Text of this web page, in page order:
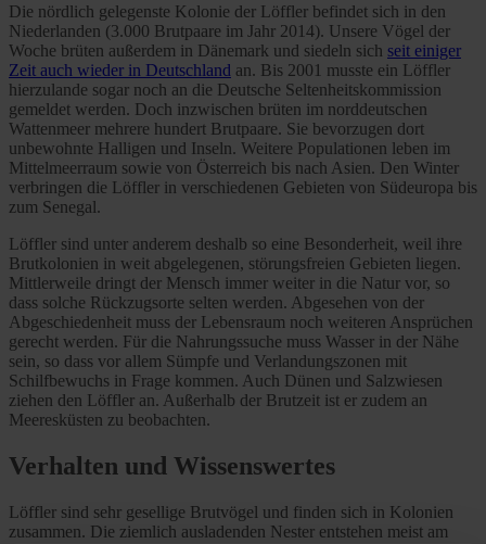
Die nördlich gelegenste Kolonie der Löffler befindet sich in den
Niederlanden (3.000 Brutpaare im Jahr 2014). Unsere Vögel der
Woche brüten außerdem in Dänemark und siedeln sich seit einiger
Zeit auch wieder in Deutschland an. Bis 2001 musste ein Löffler
hierzulande sogar noch an die Deutsche Seltenheitskommission
gemeldet werden. Doch inzwischen brüten im norddeutschen
Wattenmeer mehrere hundert Brutpaare. Sie bevorzugen dort
unbewohnte Halligen und Inseln. Weitere Populationen leben im
Mittelmeerraum sowie von Österreich bis nach Asien. Den Winter
verbringen die Löffler in verschiedenen Gebieten von Südeuropa bis
zum Senegal.
Löffler sind unter anderem deshalb so eine Besonderheit, weil ihre
Brutkolonien in weit abgelegenen, störungsfreien Gebieten liegen.
Mittlerweile dringt der Mensch immer weiter in die Natur vor, so
dass solche Rückzugsorte selten werden. Abgesehen von der
Abgeschiedenheit muss der Lebensraum noch weiteren Ansprüchen
gerecht werden. Für die Nahrungssuche muss Wasser in der Nähe
sein, so dass vor allem Sümpfe und Verlandungszonen mit
Schilfbewuchs in Frage kommen. Auch Dünen und Salzwiesen
ziehen den Löffler an. Außerhalb der Brutzeit ist er zudem an
Meeresküsten zu beobachten.
Verhalten und Wissenswertes
Löffler sind sehr gesellige Brutvögel und finden sich in Kolonien
zusammen. Die ziemlich ausladenden Nester entstehen meist am